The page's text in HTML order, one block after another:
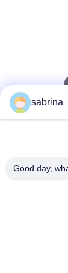
E-mail
sabrina
Good day,